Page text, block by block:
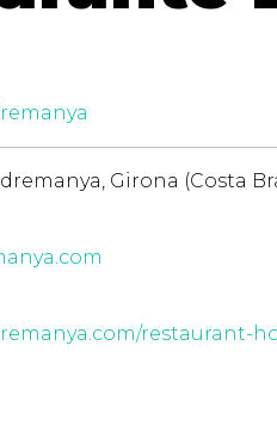
Girona (Costa
restaurant-